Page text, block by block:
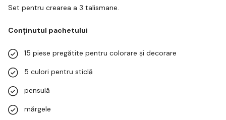
Set pentru crearea a 3 talismane.
Conținutul pachetului
15 piese pregătite pentru colorare și decorare
5 culori pentru sticlă
pensulă
mărgele